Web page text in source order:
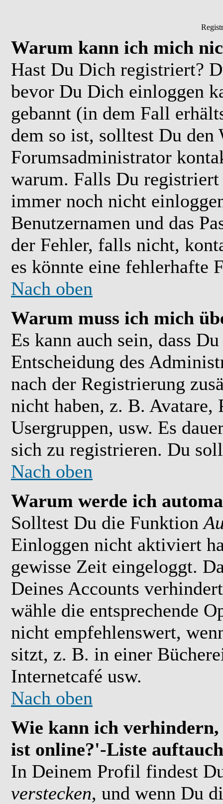
Warum kann ich mich
Hast Du Dich registriert?
bevor Du Dich einloggen
gebannt (in dem Fall
dem so ist, solltest Du den
Forumsadministrator
warum. Falls Du
immer noch nicht
Benutzernamen und das
der Fehler, falls nicht,
es könnte eine fehlerhafte
Nach oben
Warum muss ich mich
Es kann auch sein, dass
Entscheidung des
nach der Registrierung
nicht haben, z. B.
Usergruppen, usw. Es
sich zu registrieren. Du
Nach oben
Warum werde ich
Solltest Du die Funktion
Einloggen nicht aktiviert
gewisse Zeit eingeloggt.
Deines Accounts
wähle die entsprechende
nicht empfehlenswert,
sitzt, z. B. in einer
Internetcafé usw.
Nach oben
Wie kann ich
ist online?'-Liste
In Deinem Profil findest
verstecken, und wenn Du